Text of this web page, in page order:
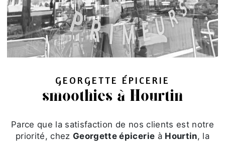
GEORGETTE ÉPICERIE
smoothies à Hourtin
Parce que la satisfaction de nos clients est notre
priorité, chez Georgette épicerie à Hourtin, la